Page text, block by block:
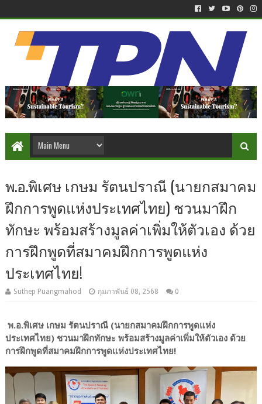
พ.อ.พิเศษ เกษม รัตนปราณี (นายกสมาคม
ฝึกการพูดแห่งประเทศไทย) ชวนมาฝึก
ทักษะ พร้อมสร้างมูลค่าเพิ่มให้ตัวเอง ด้วย
การฝึกพูดที่สมาคมฝึกการพูดแห่ง
ประเทศไทย!
Suthep Puangmahod กุมภาพันธ์ 08, 2568 0
พ.อ.พิเศษ เกษม รัตนปราณี (นายกสมาคมฝึกการพูดแห่ง
ประเทศไทย) ชวนมาฝึกทักษะ พร้อมสร้างมูลค่าเพิ่มให้ตัวเอง ด้วย
การฝึกพูดที่สมาคมฝึกการพูดแห่งประเทศไทย!